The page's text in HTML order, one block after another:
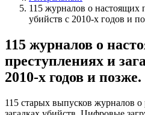
115 журналов о настоящих
убийств с 2010-х годов и
115 журналов о
преступлениях и
2010-х годов и позже.
115 старых выпусков журналов